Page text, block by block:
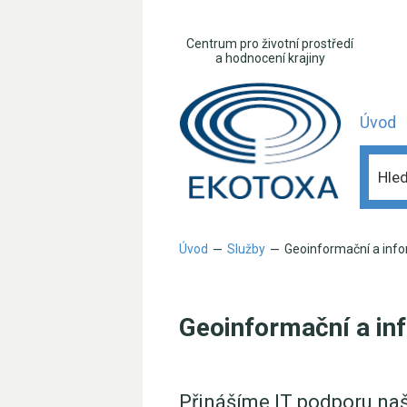
Centrum pro životní prostředí
a hodnocení krajiny
Úvod
Úvod — Služby — Geoinformační a
Geoinformační a
Přinášíme IT podporu